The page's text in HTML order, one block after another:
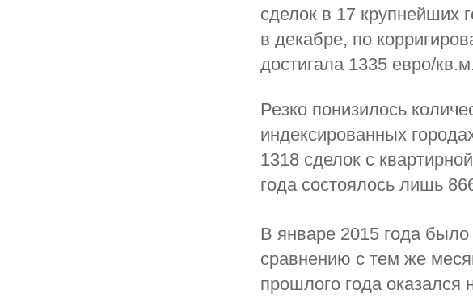
сделок в 17 крупнейших
в декабре, по
достигала 1335 евро/кв.м.
Резко понизилось
индексированных
1318 сделок с
года состоялось лишь
В январе 2015 года
сравнению с тем же
прошлого года